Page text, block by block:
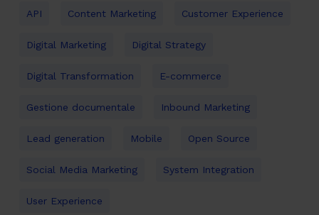
API Content Marketing Customer Experience
Digital Marketing Digital Strategy
Digital Transformation E-commerce
Gestione documentale Inbound Marketing
Lead generation Mobile Open Source
Social Media Marketing System Integration
User Experience